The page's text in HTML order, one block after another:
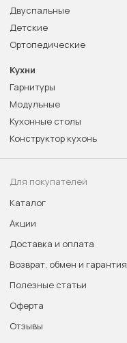
Двуспальные
Детские
Ортопедические
Кухни
Гарнитуры
Модульные
Кухонные столы
Конструктор кухонь
Для покупателей
Каталог
Акции
Доставка и оплата
Возврат, обмен и гарантия
Полезные статьи
Оферта
Отзывы